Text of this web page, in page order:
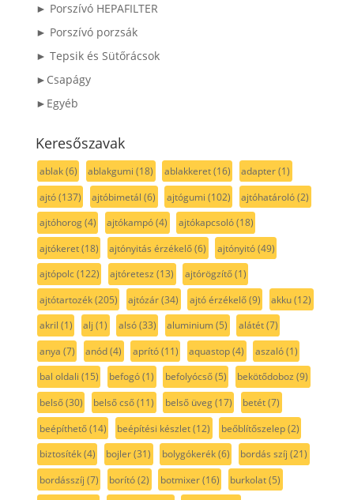
► Porszívó HEPAFILTER
► Porszívó porzsák
► Tepsik és Sütőrácsok
►Csapágy
►Egyéb
Keresőszavak
ablak(6) ablakgumi (18) ablakkeret(16) adapter(1)
ajtó(137) ajtóbimetál (6) ajtógumi (102) ajtóhatároló(2)
ajtóhorog(4) ajtókampó(4) ajtókapcsoló(18)
ajtókeret(18) ajtónyitás érzékelő(6) ajtónyitó(49)
ajtópolc(122) ajtóretesz (13) ajtórögzítő(1)
ajtótartozék(205) ajtózár(34) ajtó érzékelő(9) akku(12)
akril (1) alj (1) alsó(33) aluminium(5) alátét(7)
anya (7) anód(4) aprító(11) aquastop(4) aszaló(1)
bal oldali (15) befogó(1) befolyócső(5) bekötődoboz (9)
belső(30) belső cső(11) belső üveg(17) betét(7)
beépíthető(14) beépítési készlet(12) beőblítőszelep(2)
biztosíték(4) bojler(31) bolygókerék(6) bordás szíj (21)
bordásszíj (7) borító(2) botmixer(16) burkolat(5)